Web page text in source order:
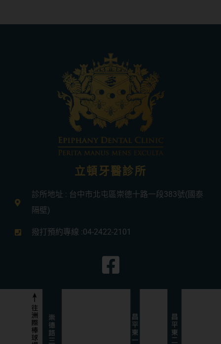
立頓牙醫診所
診所地址 : 台中市北屯區崇德十路一段383號(國泰
隔壁)
撥打預約專線 :04-2422-2101